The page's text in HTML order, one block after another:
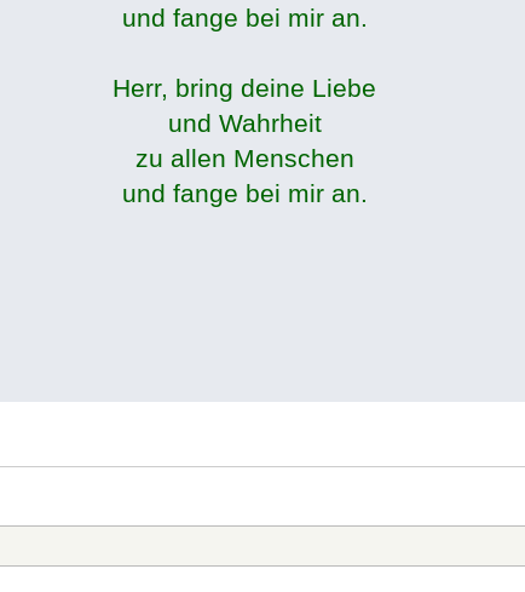
und fange bei mir an.
Herr, bring deine Liebe
und Wahrheit
zu allen Menschen
und fange bei mir an.